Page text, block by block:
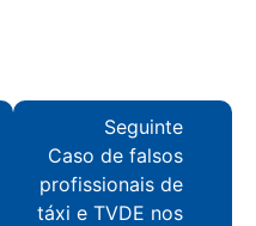
Seguinte
Caso de falsos
profissionais de
táxi e TVDE nos